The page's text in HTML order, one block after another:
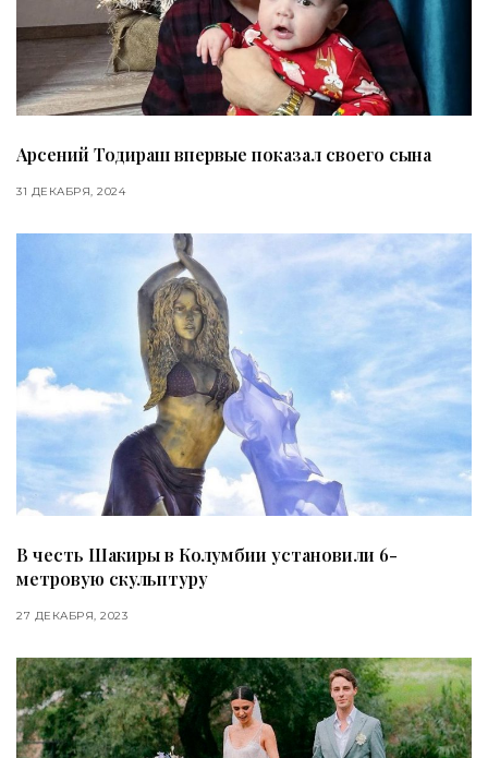
Арсений Тодираш впервые показал своего сына
31 ДЕКАБРЯ, 2024
В честь Шакиры в Колумбии установили 6-
метровую скульптуру
27 ДЕКАБРЯ, 2023